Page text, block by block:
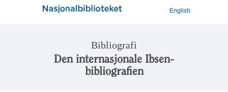
English
Bibliografi
Den internasjonale Ibsen-
bibliografien